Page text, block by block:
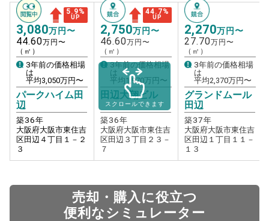
5.9%
UP
3,080万円〜
44.60万円〜
（㎡）
3年前の価格相場
は
平均3,050万円〜
パークハイム田
辺
築36年
大阪府大阪市東住吉
区田辺４丁目１－２
３
44.7%
UP
2,750万円〜
46.60万円〜
（㎡）
3年前の価格相場
は
平均1,970万円〜
田辺大翔ビル
築36年
大阪府大阪市東住吉
区田辺３丁目２３－
７
2,270万円〜
27.70万円〜
（㎡）
3年前の価格相場
は
平均2,370万円〜
グランドムール
田辺
築37年
大阪府大阪市東住吉
区田辺１丁目１１－
１３
スクロールできます
売却・購入に役立つ
便利なシミュレーター